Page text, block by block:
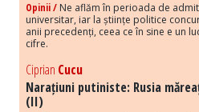
Opinii / Ne aflăm în perioada de
universitar, iar la științe politice
anii precedenți, ceea ce în sine e un
cifre.
Ciprian Cucu
Narațiuni putiniste: Rusia
(II)